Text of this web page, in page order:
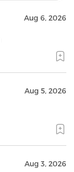
Aug 6, 2026
Aug 5, 2026
Aug 3, 2026